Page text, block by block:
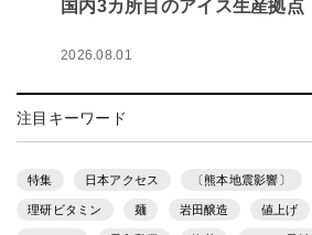
国内3カ所目のアイス生産拠点
2026.08.01
注目キーワード
特集 日本アクセス 〔熊本地震影響〕
理研ビタミン 麺 岩田醸造 値上げ